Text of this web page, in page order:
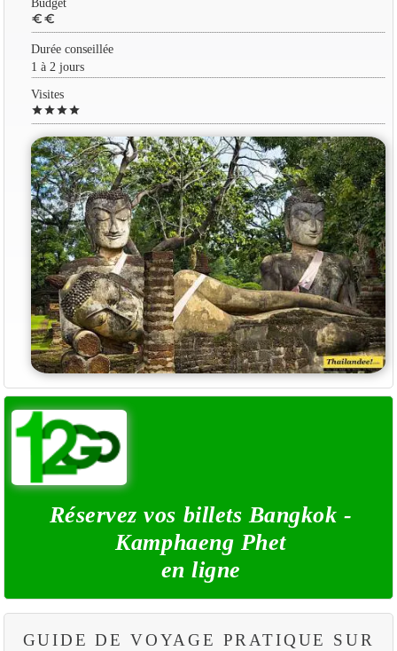
Budget
euro euro
Durée conseillée
1 à 2 jours
Visites
starstarstarstar
Réservez vos billets Bangkok -
Kamphaeng Phet
en ligne
GUIDE DE VOYAGE PRATIQUE SUR